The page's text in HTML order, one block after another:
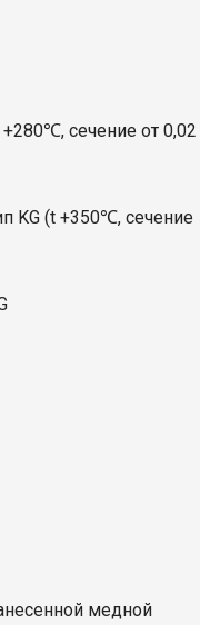
сечение от 0,02
KG (t +350℃, сечение
медной